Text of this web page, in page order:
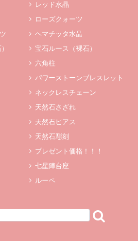
レッド水晶
ローズクォーツ
ヘマチッタ水晶
宝石ルース（裸石）
六角柱
パワーストーンブレスレット
ネックレスチェーン
天然石さざれ
天然石ピアス
天然石彫刻
プレゼント価格！！！
七星陣台座
ルーペ